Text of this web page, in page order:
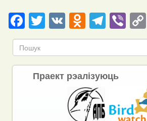
Facebook
Twitter
VK
Праект рэалізуюць